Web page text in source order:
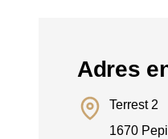
Adres
Terrest 2
1670